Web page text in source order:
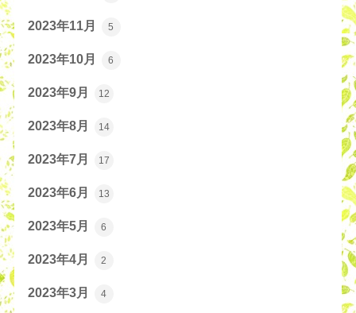
2023年11月 5
2023年10月 6
2023年9月 12
2023年8月 14
2023年7月 17
2023年6月 13
2023年5月 6
2023年4月 2
2023年3月 4